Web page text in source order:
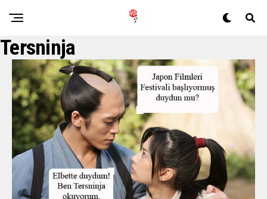
Tersninja